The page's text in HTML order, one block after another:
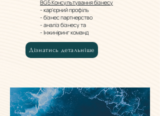
BG5 Консультування бізнесу
- кар'єрний профіль
- бізнес партнерство
- аналіз бізнесу та
- Інжиніринг команд
Дізнатись детальніше